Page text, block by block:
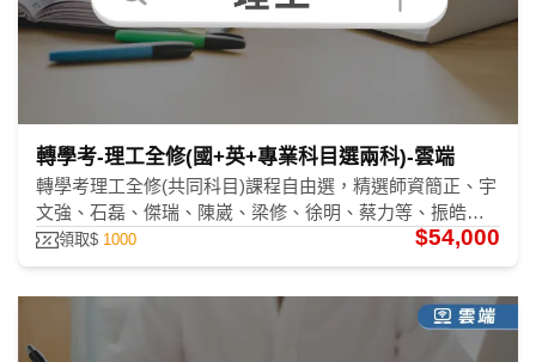
轉學考-理工全修(國+英+專業科目選兩科)-雲端
轉學考理工全修(共同科目)課程自由選，精選師資簡正、宇
文強、石磊、傑瑞、陳崴、梁修、徐明、蔡力等、振皓、
陳大量、林禾、劉逸、張逸、潘奕、洪瑄、張翔、張璇、
林碩、王強、林緯、周易，助您考上第一志願。
領取$ 1000 $54,000